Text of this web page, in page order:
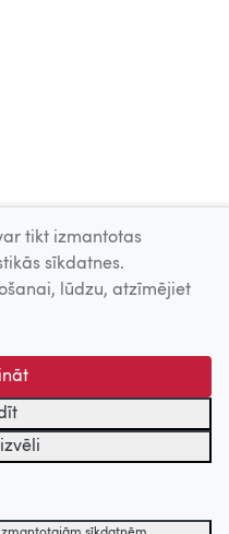
Uz augšu
informācijas sistēmu
Valsts
tikt izmantotas
sīkdatnes.
lūdzu, atzīmējiet